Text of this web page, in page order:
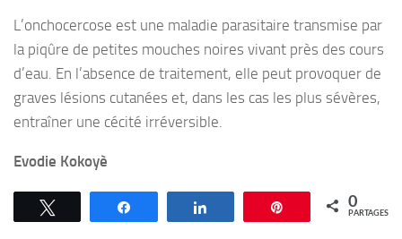
L’onchocercose est une maladie parasitaire transmise par
la piqûre de petites mouches noires vivant près des cours
d’eau. En l’absence de traitement, elle peut provoquer de
graves lésions cutanées et, dans les cas les plus sévères,
entraîner une cécité irréversible.
Evodie Kokoyè
Épingle 0
PARTAGES